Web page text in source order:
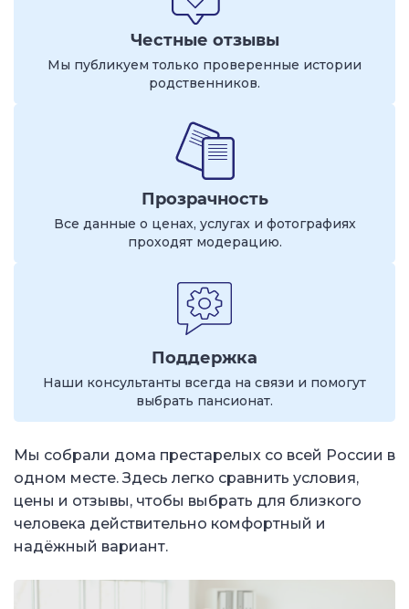
Честные отзывы
Мы публикуем только проверенные истории
родственников.
Прозрачность
Все данные о ценах, услугах и фотографиях
проходят модерацию.
Поддержка
Наши консультанты всегда на связи и помогут
выбрать пансионат.
Мы собрали дома престарелых со всей России в
одном месте. Здесь легко сравнить условия,
цены и отзывы, чтобы выбрать для близкого
человека действительно комфортный и
надёжный вариант.